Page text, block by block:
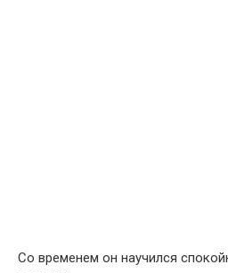
Со временем он научился